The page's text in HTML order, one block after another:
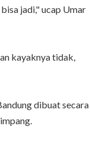
jadi," ucap Umar
kayaknya tidak,
dibuat secara